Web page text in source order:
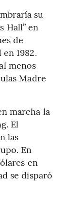
su
Hall” en
de
1982.
menos
Madre
marcha la
El
las
En
en
se disparó